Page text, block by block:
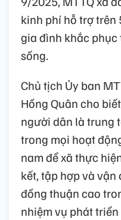
kinh phí hỗ trợ trên
gia đình khắc
sống.
Chủ tịch Ủy ban
Hồng Quân cho
người dân là trung
trong mọi hoạt
nam để xã thực
kết, tập hợp và
đồng thuận cao
nhiệm vụ phát